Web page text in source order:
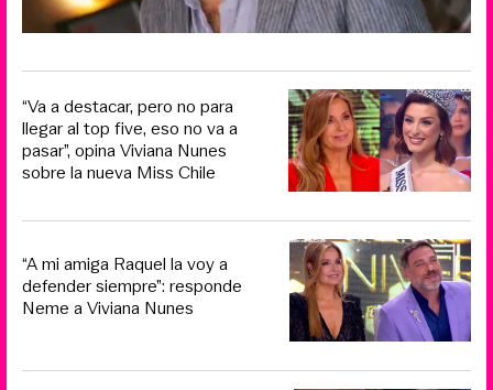
“Va a destacar, pero no para
llegar al top five, eso no va a
pasar”, opina Viviana Nunes
sobre la nueva Miss Chile
“A mi amiga Raquel la voy a
defender siempre”: responde
Neme a Viviana Nunes